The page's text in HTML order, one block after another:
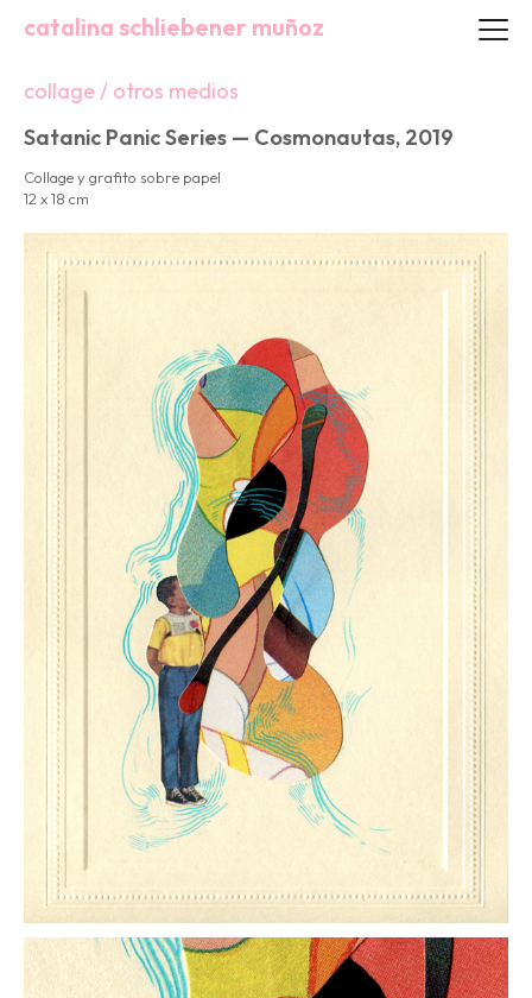
catalina schliebener muñoz
collage / otros medios
Satanic Panic Series — Cosmonautas, 2019
Collage y grafito sobre papel
12 x 18 cm